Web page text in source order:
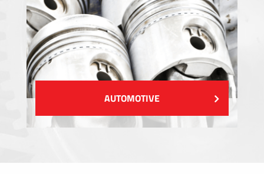
AUTOMOTIVE